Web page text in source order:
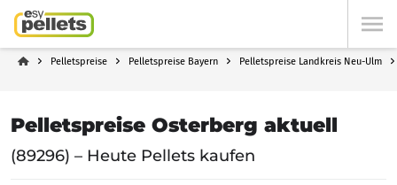
Pelletspreise Pelletspreise Bayern Pelletspreise Landkreis Neu-Ulm
Pelletspreise Osterberg aktuell
(89296) – Heute Pellets kaufen